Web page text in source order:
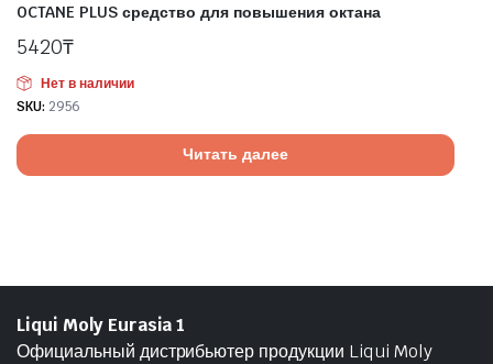
OCTANE PLUS средство для повышения октана
5420₸
Нет в наличии
SKU: 2956
Читать далее
Liqui Moly Eurasia 1
Официальный дистрибьютер продукции Liqui Moly